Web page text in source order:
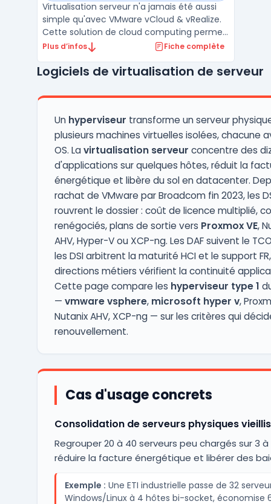
Virtualisation serveur n'a jamais été aussi
simple qu'avec VMware vCloud & vRealize.
Cette solution de cloud computing permet
aux entreprises de gérer leur infrastructure
efficace. VMware vCloud offre une plate-
des ressour ...
Plus d’infos Fiche complète
Logiciels de virtualisation de serveur
Un hyperviseur transforme un serveur
plusieurs machines virtuelles isolées, chacune
OS. Lavirtualisation serveur concentre des
d'applications sur quelques hôtes, réduit la
énergétique et libère du sol en datacenter.
rachat de VMware par Broadcom fin 2023, les
rouvrent le dossier : coût de licence multiplié,
renégociés, plans de sortie vers Proxmox VE,
AHV, Hyper-V ou XCP-ng. Les DAF suivent le
les DSI arbitrent la maturité HCI et le support
directions métiers vérifient la continuité
Cette page compare les hyperviseur type 1
— vmware vsphere, microsoft hyper v,
Nutanix AHV, XCP-ng — sur les critères qui
renouvellement.
Cas d'usage concrets
Consolidation de serveurs physiques
Regrouper 20 à 40 serveurs peu chargés sur 3
réduire la facture énergétique et libérer des
Exemple : Une ETI industrielle passe de 32
Windows/Linux à 4 hôtes bi-socket, économise